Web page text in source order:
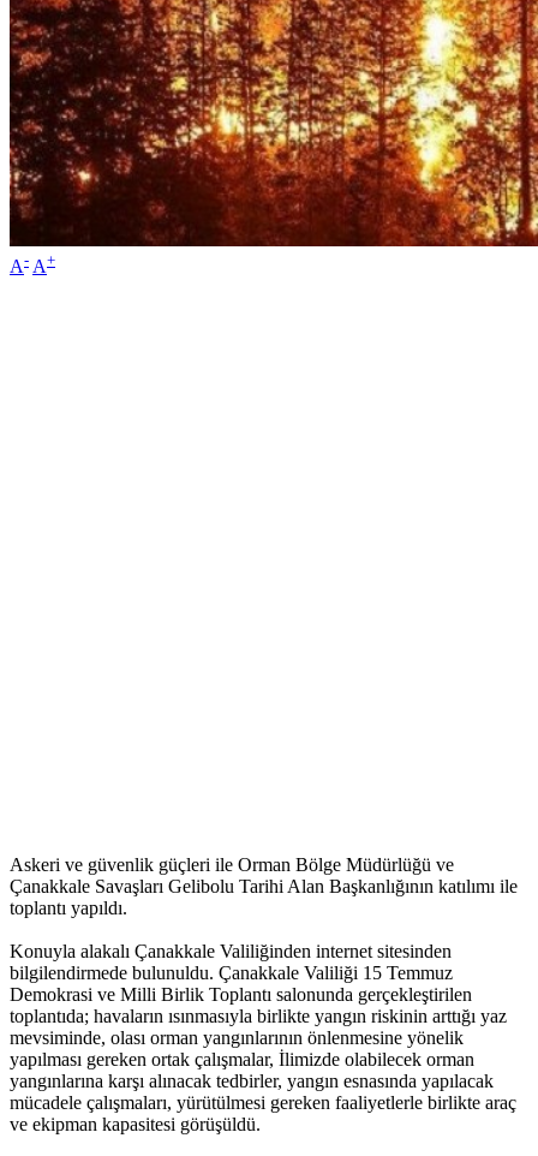
A- A+
Askeri ve güvenlik güçleri ile Orman Bölge Müdürlüğü ve
Çanakkale Savaşları Gelibolu Tarihi Alan Başkanlığının katılımı ile
toplantı yapıldı.
Konuyla alakalı Çanakkale Valiliğinden internet sitesinden
bilgilendirmede bulunuldu. Çanakkale Valiliği 15 Temmuz
Demokrasi ve Milli Birlik Toplantı salonunda gerçekleştirilen
toplantıda; havaların ısınmasıyla birlikte yangın riskinin arttığı yaz
mevsiminde, olası orman yangınlarının önlenmesine yönelik
yapılması gereken ortak çalışmalar, İlimizde olabilecek orman
yangınlarına karşı alınacak tedbirler, yangın esnasında yapılacak
mücadele çalışmaları, yürütülmesi gereken faaliyetlerle birlikte araç
ve ekipman kapasitesi görüşüldü.